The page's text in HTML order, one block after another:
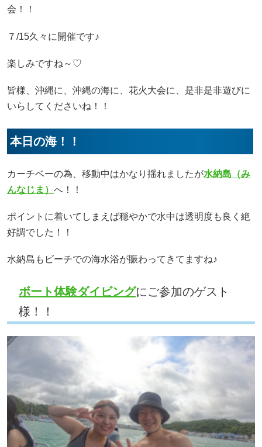
会！！
７/15久々に開催です♪
楽しみですね～♡
皆様、沖縄に、沖縄の海に、花火大会に、是非是非遊びに
いらしてくださいね！！
本日の海！！
カーチベーの為、移動中はかなり揺れましたが水納島（み
んなじま） へ！！
ポイントに着いてしまえば穏やかで水中は透明度も良く絶
好調でした！！
水納島もビーチでの海水浴が賑わってきてますね♪
ボート体験ダイビングにご参加のゲスト
様！！